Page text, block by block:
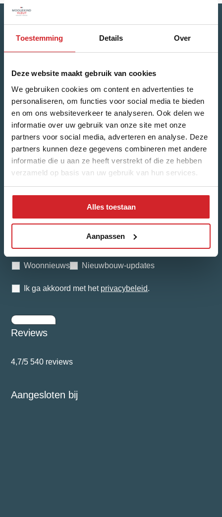
Toestemming Details Over
Deze website maakt gebruik van cookies
We gebruiken cookies om content en advertenties te
personaliseren, om functies voor social media te bieden
en om ons websiteverkeer te analyseren. Ook delen we
informatie over uw gebruik van onze site met onze
partners voor social media, adverteren en analyse. Deze
partners kunnen deze gegevens combineren met andere
informatie die u aan ze heeft verstrekt of die ze hebben
verzameld op basis van uw gebruik van hun services.
Alles toestaan
Aanpassen
Maandelijks de laatste update rondom de
Naam*
Voornaam
Achternaam
E-mailadres
Welk nieuws ontvang je graag?
Woonnieuws
Nieuwbouw-updates
Ik ga akkoord met het privacybeleid.
Reviews
4,7/5 540 reviews
Aangesloten bij